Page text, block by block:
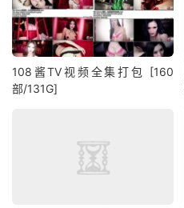
108酱TV视频全集打包 [160
部/131G]